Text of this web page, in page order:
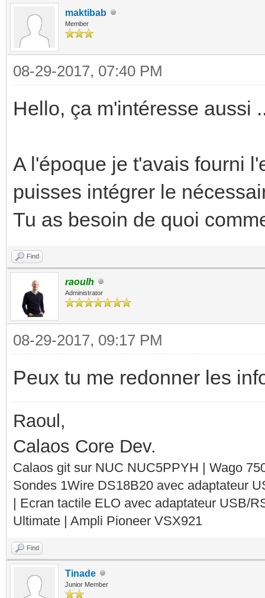
maktibab
Member
08-29-2017, 07:40 PM
Hello, ça m'intéresse aussi
A l'époque je t'avais fourni
puisses intégrer le
Tu as besoin de quoi
Find
raoulh
Administrator
08-29-2017, 09:17 PM
Peux tu me redonner les
Raoul,
Calaos Core Dev.
Calaos git sur NUC NUC5PPYH | Wago
Sondes 1Wire DS18B20 avec adaptateur
| Ecran tactile ELO avec adaptateur USB/
Ultimate | Ampli Pioneer VSX921
Find
Tinade
Junior Member